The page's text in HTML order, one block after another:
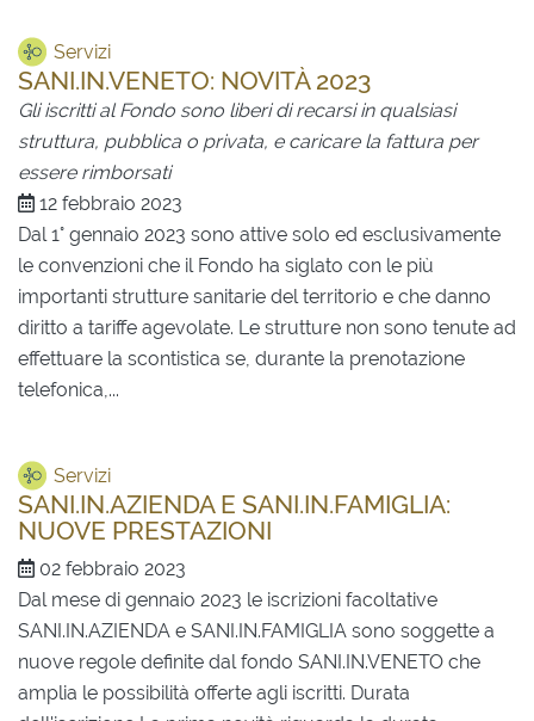
Servizi
SANI.IN.VENETO: NOVITÀ 2023
Gli iscritti al Fondo sono liberi di recarsi in qualsiasi
struttura, pubblica o privata, e caricare la fattura per
essere rimborsati
12 febbraio 2023
Dal 1° gennaio 2023 sono attive solo ed esclusivamente
le convenzioni che il Fondo ha siglato con le più
importanti strutture sanitarie del territorio e che danno
diritto a tariffe agevolate. Le strutture non sono tenute ad
effettuare la scontistica se, durante la prenotazione
telefonica,...
Servizi
SANI.IN.AZIENDA E SANI.IN.FAMIGLIA:
NUOVE PRESTAZIONI
02 febbraio 2023
Dal mese di gennaio 2023 le iscrizioni facoltative
SANI.IN.AZIENDA e SANI.IN.FAMIGLIA sono soggette a
nuove regole definite dal fondo SANI.IN.VENETO che
amplia le possibilità offerte agli iscritti. Durata